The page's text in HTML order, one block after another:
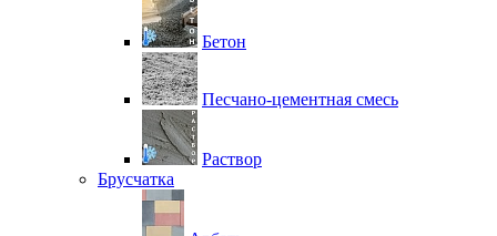
Бетон
Песчано-цементная смесь
Раствор
Брусчатка